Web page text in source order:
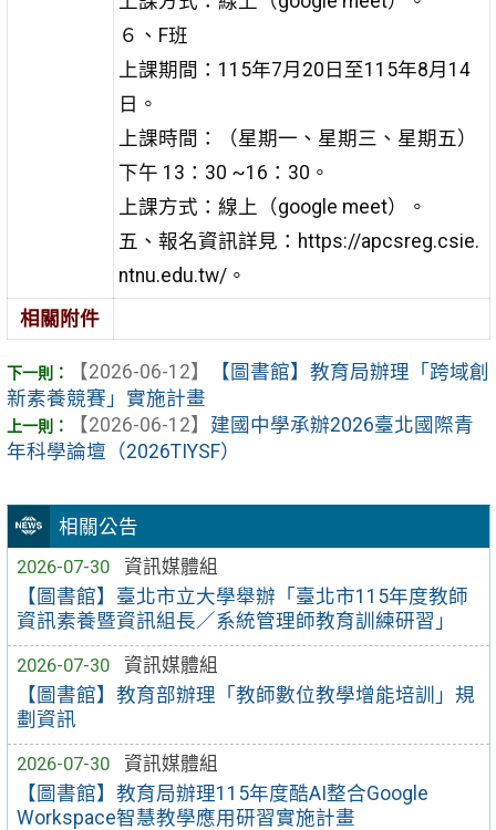
相關公告
2026-07-30
資訊媒體組
【圖書館】臺北市立大學舉辦「臺北市115年度教師
資訊素養暨資訊組長／系統管理師教育訓練研習」
2026-07-30
資訊媒體組
【圖書館】教育部辦理「教師數位教學增能培訓」規
劃資訊
2026-07-30
資訊媒體組
【圖書館】教育局辦理115年度酷AI整合Google
Workspace智慧教學應用研習實施計畫
６、F班
上課期間：115年7月20日至115年8月14
日。
上課時間：（星期一、星期三、星期五）
下午 13：30 ~16：30。
上課方式：線上（google meet）。
五、報名資訊詳見：https://apcsreg.csie.
ntnu.edu.tw/。
相關附件
【2026-06-12】
【圖書館】教育局辦理「跨域創
新素養競賽」實施計畫
【2026-06-12】 建國中學承辦2026臺北國際青
年科學論壇（2026TIYSF）